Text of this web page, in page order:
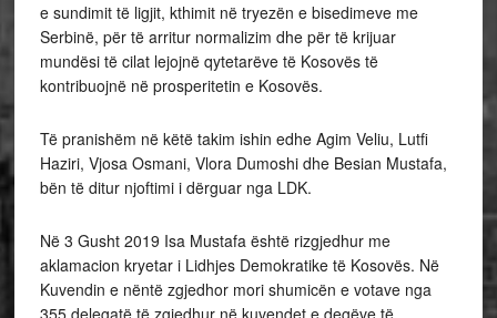
e sundimit të ligjit, kthimit në tryezën e bisedimeve me
Serbinë, për të arritur normalizim dhe për të krijuar
mundësi të cilat lejojnë qytetarëve të Kosovës të
kontribuojnë në prosperitetin e Kosovës.
Të pranishëm në këtë takim ishin edhe Agim Veliu, Lutfi
Haziri, Vjosa Osmani, Vlora Dumoshi dhe Besian Mustafa,
bën të ditur njoftimi i dërguar nga LDK.
Në 3 Gusht 2019 Isa Mustafa është rizgjedhur me
aklamacion kryetar i Lidhjes Demokratike të Kosovës. Në
Kuvendin e nëntë zgjedhor mori shumicën e votave nga
355 delegatë të zgjedhur në kuvendet e degëve të